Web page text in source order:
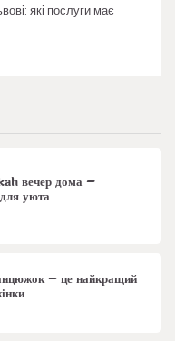
які послуги має
вечер дома –
уюта
– це найкращий